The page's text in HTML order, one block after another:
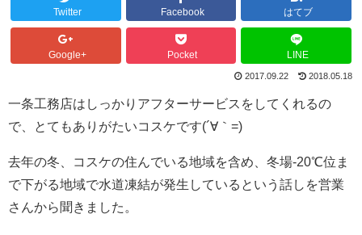
Twitter Facebook はてブ
Google+ Pocket LINE
2017.09.22 2018.05.18
一条工務店はしっかりアフターサービスをしてくれるの
で、とてもありがたいコスケです(´∀｀=)
去年の冬、コスケの住んでいる地域を含め、冬場-20℃位ま
で下がる地域で水道凍結が発生しているという話しを営業
さんから聞きました。